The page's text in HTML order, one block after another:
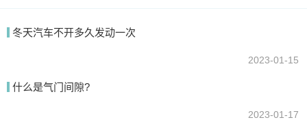
冬天汽车不开多久发动一次
2023-01-15
什么是气门间隙?
2023-01-17